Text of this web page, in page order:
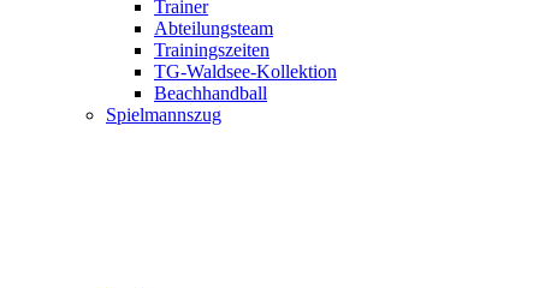
Trainer
Abteilungsteam
Trainingszeiten
TG-Waldsee-Kollektion
Beachhandball
Spielmannszug